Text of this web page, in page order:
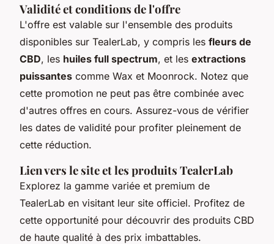
Validité et conditions de l'offre
L'offre est valable sur l'ensemble des produits
disponibles sur TealerLab, y compris les fleurs de
CBD, les huiles full spectrum, et les extractions
puissantes comme Wax et Moonrock. Notez que
cette promotion ne peut pas être combinée avec
d'autres offres en cours. Assurez-vous de vérifier
les dates de validité pour profiter pleinement de
cette réduction.
Lien vers le site et les produits TealerLab
Explorez la gamme variée et premium de
TealerLab en visitant leur site officiel. Profitez de
cette opportunité pour découvrir des produits CBD
de haute qualité à des prix imbattables.